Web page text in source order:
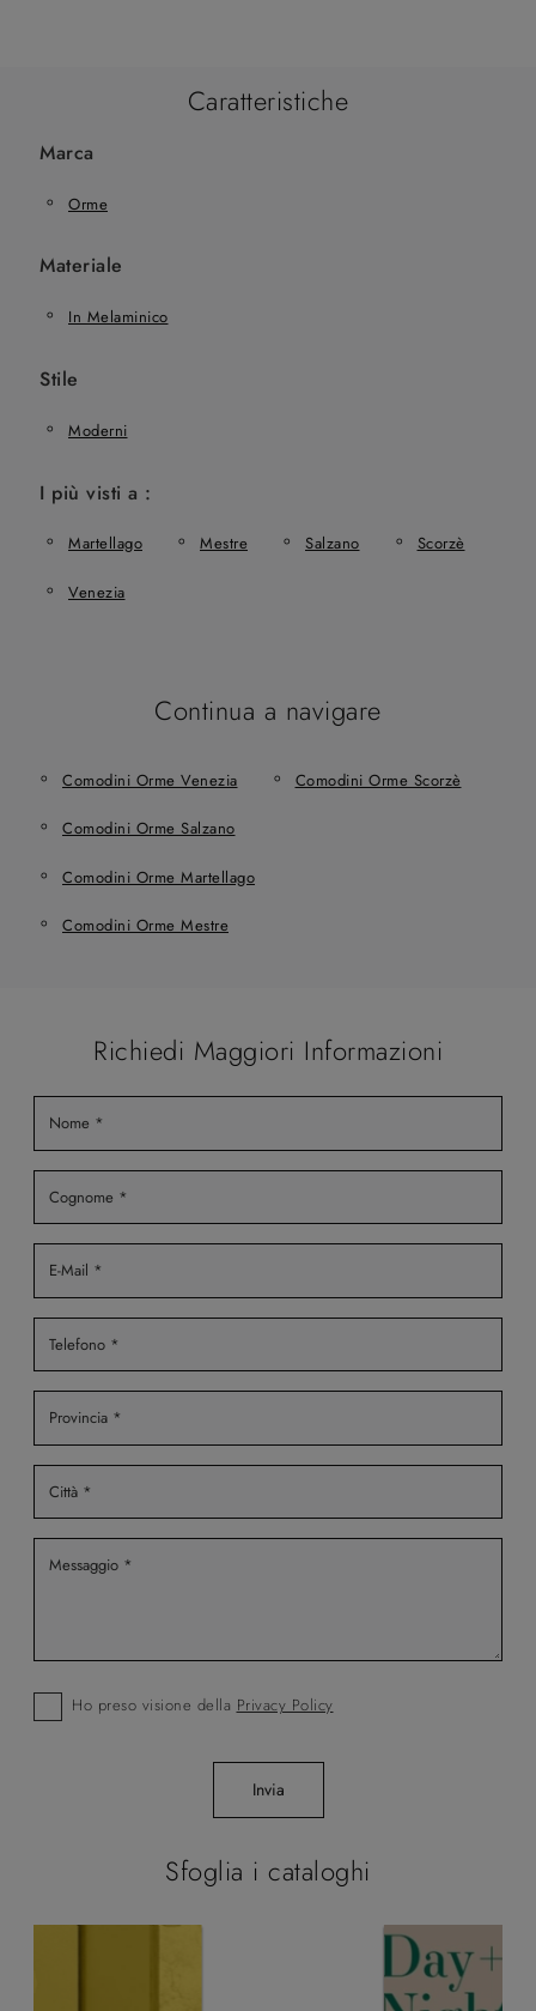
Caratteristiche
Marca
Orme
Materiale
In Melaminico
Stile
Moderni
I più visti a :
Martellago Mestre Salzano Scorzè
Venezia
Continua a navigare
Comodini Orme Venezia Comodini Orme Scorzè
Comodini Orme Salzano
Comodini Orme Martellago
Comodini Orme Mestre
Sfoglia i cataloghi
Richiedi Maggiori Informazioni
Ho preso visione della Privacy Policy
Invia